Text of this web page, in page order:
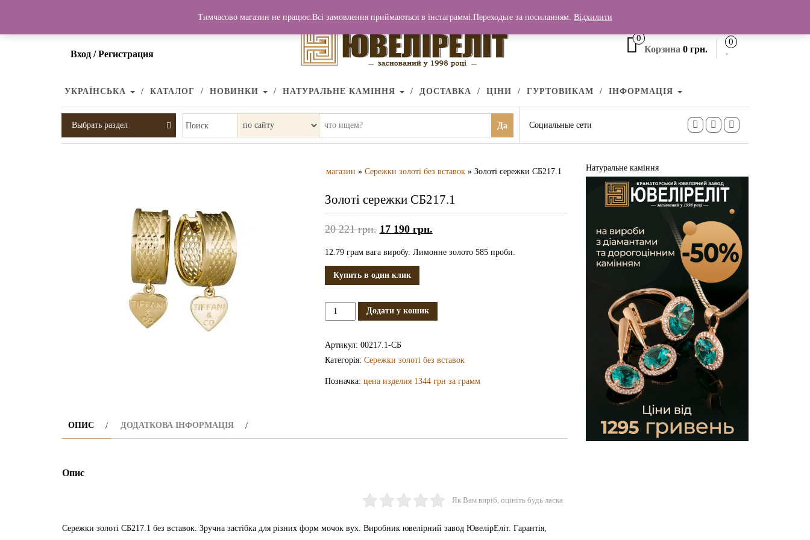
Вход / Регистрация
0
Корзина 0 грн.
0
УКРАЇНСЬКА КАТАЛОГ НОВИНКИ НАТУРАЛЬНЕ КАМІННЯ ДОСТАВКА ЦІНИ ГУРТОВИКАМ ІНФОРМАЦІЯ
Выбрать раздел Поиск Да Социальные сети
магазин » Сережки золоті без вставок » Золоті сережки СБ217.1
Золоті сережки СБ217.1
20 221грн. 17 190 грн.
12.79 грам вага виробу. Лимонне золото 585 проби.
Купить в один клик
Золоті
сережки
Додати у кошик
Артикул: 00217.1-СБ
Категорія: Сережки золоті без вставок
Позначка: цена изделия 1344 грн за грамм
ОПИС ДОДАТКОВА ІНФОРМАЦІЯ
Опис
Як Вам виріб, оцініть будь ласка
Сережки золоті СБ217.1 без вставок. Зручна застібка для різних форм мочок вух. Виробник ювелірний завод ЮвелірЕліт. Гарантія,
Натуральне каміння
Тимчасово магазин не працює.Всі замовлення приймаються в інстаграммі.Переходьте за посиланням. Відхилити